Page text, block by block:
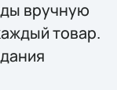
вручную
товар.